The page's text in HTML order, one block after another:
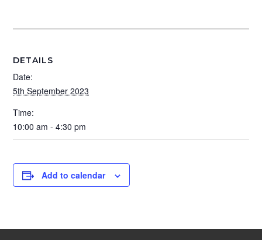
DETAILS
Date:
5th September 2023
Time:
10:00 am - 4:30 pm
Add to calendar